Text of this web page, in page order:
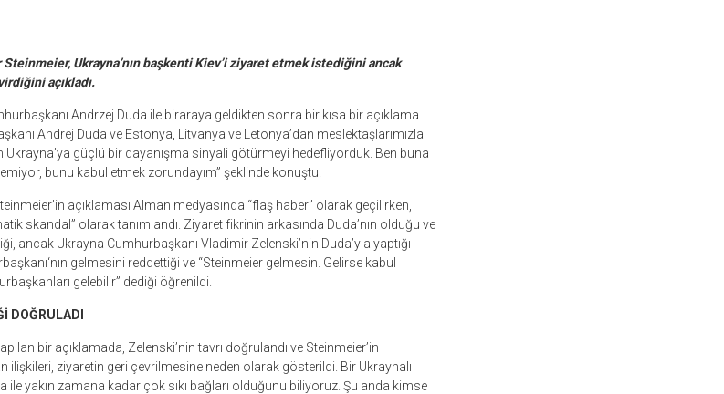
Ukrayna’nın başkenti Kiev’i ziyaret etmek istediğini ancak
açıkladı.
Andrzej Duda ile biraraya geldikten sonra bir kısa bir açıklama
Andrej Duda ve Estonya, Litvanya ve Letonya’dan meslektaşlarımızla
Ukrayna’ya güçlü bir dayanışma sinyali götürmeyi hedefliyorduk. Ben buna
bunu kabul etmek zorundayım” şeklinde konuştu.
açıklaması Alman medyasında “flaş haber” olarak geçilirken,
skandal” olarak tanımlandı. Ziyaret fikrinin arkasında Duda’nın olduğu ve
ancak Ukrayna Cumhurbaşkanı Vladimir Zelenski’nin Duda’yla yaptığı
gelmesini reddettiği ve “Steinmeier gelmesin. Gelirse kabul
gelebilir” dediği öğrenildi.
DOĞRULADI
bir açıklamada, Zelenski’nin tavrı doğrulandı ve Steinmeier’in
ilişkileri, ziyaretin geri çevrilmesine neden olarak gösterildi. Bir Ukraynalı
ile yakın zamana kadar çok sıkı bağları olduğunu biliyoruz. Şu anda kimse